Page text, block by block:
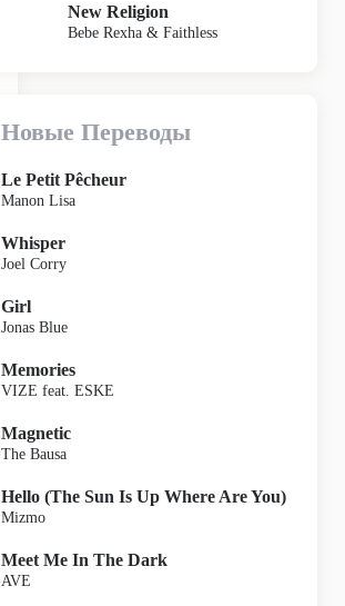
New Religion
Bebe Rexha & Faithless
Новые Переводы
Le Petit Pêcheur
Manon Lisa
Whisper
Joel Corry
Girl
Jonas Blue
Memories
VIZE feat. ESKE
Magnetic
The Bausa
Hello (The Sun Is Up Where Are You)
Mizmo
Meet Me In The Dark
AVE